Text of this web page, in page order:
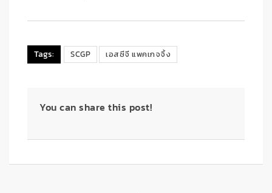
Tags: SCGP เอสซีจี แพคเกจจิ้ง
You can share this post!